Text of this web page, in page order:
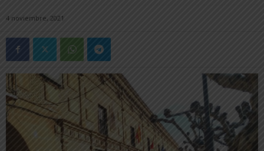
4 noviembre, 2021